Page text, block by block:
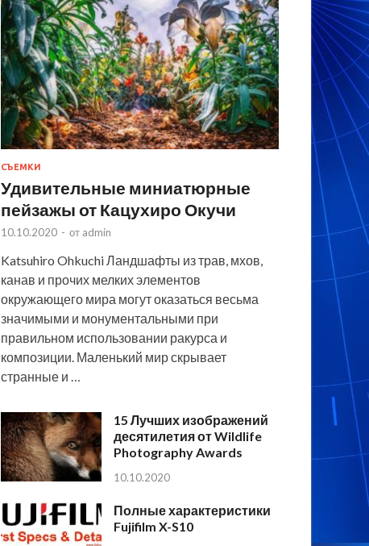
СЪЕМКИ
Удивительные миниатюрные
пейзажы от Кацухиро Окучи
10.10.2020 - от admin
Katsuhiro Ohkuchi Ландшафты из трав, мхов,
канав и прочих мелких элементов
окружающего мира могут оказаться весьма
значимыми и монументальными при
правильном использовании ракурса и
композиции. Маленький мир скрывает
странные и …
15 Лучших изображений
десятилетия от Wildlife
Photography Awards
10.10.2020
Полные характеристики
Fujifilm X-S10